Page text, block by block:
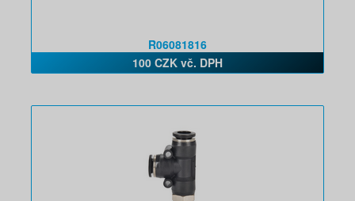
R06081816
100 CZK vč. DPH